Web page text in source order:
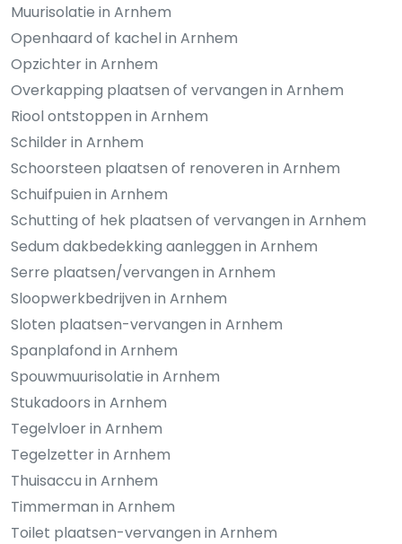
Muurisolatie in Arnhem
Openhaard of kachel in Arnhem
Opzichter in Arnhem
Overkapping plaatsen of vervangen in Arnhem
Riool ontstoppen in Arnhem
Schilder in Arnhem
Schoorsteen plaatsen of renoveren in Arnhem
Schuifpuien in Arnhem
Schutting of hek plaatsen of vervangen in Arnhem
Sedum dakbedekking aanleggen in Arnhem
Serre plaatsen/vervangen in Arnhem
Sloopwerkbedrijven in Arnhem
Sloten plaatsen-vervangen in Arnhem
Spanplafond in Arnhem
Spouwmuurisolatie in Arnhem
Stukadoors in Arnhem
Tegelvloer in Arnhem
Tegelzetter in Arnhem
Thuisaccu in Arnhem
Timmerman in Arnhem
Toilet plaatsen-vervangen in Arnhem